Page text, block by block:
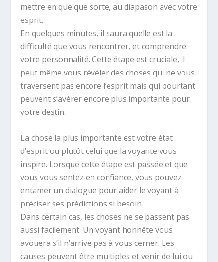
mettre en quelque sorte, au diapason avec votre
esprit.
En quelques minutes, il saura quelle est la
difficulté que vous rencontrer, et comprendre
votre personnalité. Cette étape est cruciale, il
peut même vous révéler des choses qui ne vous
traversent pas encore l’esprit mais qui pourtant
peuvent s’avérer encore plus importante pour
votre destin.
La chose la plus importante est votre état
d’esprit ou plutôt celui que la voyante vous
inspire. Lorsque cette étape est passée et que
vous vous sentez en confiance, vous pouvez
entamer un dialogue pour aider le voyant à
préciser ses prédictions si besoin.
Dans certain cas, les choses ne se passent pas
aussi facilement. Un voyant honnête vous
avouera s’il n’arrive pas à vous cerner. Les
causes peuvent être multiples et venir de lui ou